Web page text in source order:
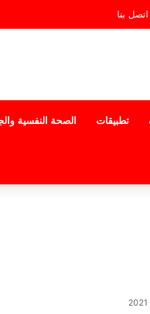
اتصل بنا
تطبيقات الصحة النفسية